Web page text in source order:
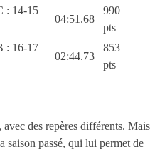
: 14-15
04:51.68
990
pts
: 16-17
02:44.73
853
pts
des repères différents. Mais
saison passé, qui lui permet de